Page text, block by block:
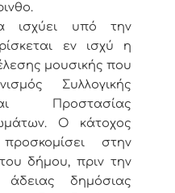
ισχύει υπό την
εν ισχύ η
μουσικής που
Συλλογικής
Προστασίας
Ο κάτοχος
στην
δήμου, πριν την
δημόσιας